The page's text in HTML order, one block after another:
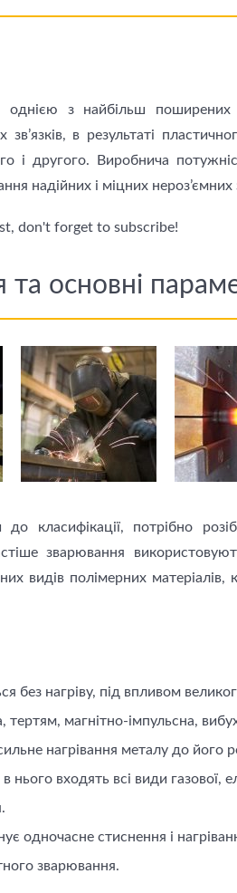
однією з найбільш
зв’язків, в результаті
і другого. Виробнича
надійних і міцних нероз’ємних
don't forget to subscribe!
та основні
класифікації, потрібно
зварювання
видів полімерних
без нагріву, під впливом
тертям, магнітно-імпульсна,
нагрівання металу до його
входять всі види газової,
одночасне стиснення і
зварювання.